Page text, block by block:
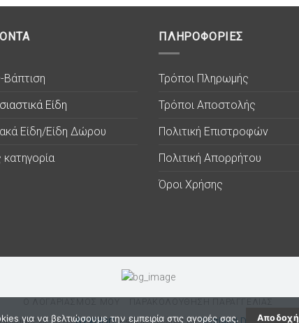
Βάπτιση
Είδη
Είδη/Είδη Δώρου
ΠΛΗΡΟΦΟΡΙΕΣ
Τρόποι Πληρωμής
Τρόποι Αποστολής
Πολιτική Επιστροφών
Πολιτική Απορρήτου
Όροι Χρήσης
για να βελτιώσουμε την εμπειρία στις αγορές σας. Αποδοχή